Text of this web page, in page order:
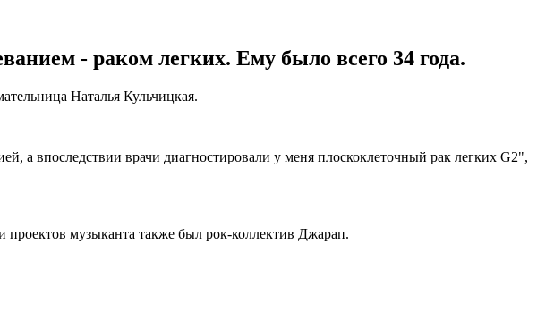
- раком легких. Ему было всего 34 года.
Наталья Кульчицкая.
а впоследствии врачи диагностировали у меня плоскоклеточный рак легких G2",
проектов музыканта также был рок-коллектив Джарап.